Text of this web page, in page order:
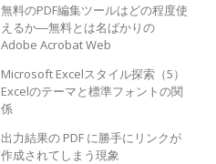
無料のPDF編集ツールはどの程度使
えるか―無料とは名ばかりの
Adobe Acrobat Web
Microsoft Excelスタイル探索（5）
Excelのテーマと標準フォントの関
係
出力結果の PDF に勝手にリンクが
作成されてしまう現象